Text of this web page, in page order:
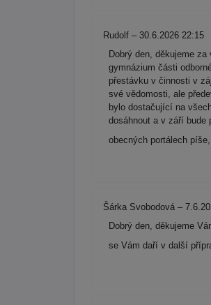
Rudolf – 30.6.2026 22:15
Dobrý den, děkujeme
gymnázium části
přestávku v činnosti v
své vědomosti, ale
bylo dostačující na
dosáhnout a v září bude
obecných portálech
Šárka Svobodová –
Dobrý den, děkujeme
se Vám daří v další